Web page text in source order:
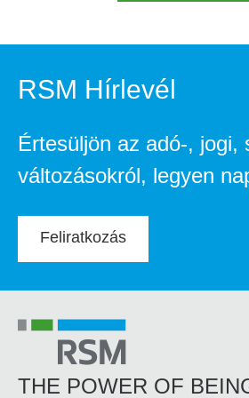
RSM Hírlevél
Értesüljön az adó-, jogi,
változásokról, legyen
Feliratkozás
THE POWER OF